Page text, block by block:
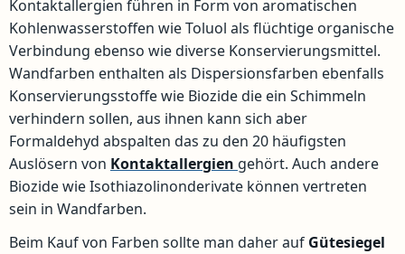
Kontaktallergien führen in Form von aromatischen
Kohlenwasserstoffen wie Toluol als flüchtige organische
Verbindung ebenso wie diverse Konservierungsmittel.
Wandfarben enthalten als Dispersionsfarben ebenfalls
Konservierungsstoffe wie Biozide die ein Schimmeln
verhindern sollen, aus ihnen kann sich aber
Formaldehyd abspalten das zu den 20 häufigsten
Auslösern von Kontaktallergien gehört. Auch andere
Biozide wie Isothiazolinonderivate können vertreten
sein in Wandfarben.
Beim Kauf von Farben sollte man daher auf Gütesiegel